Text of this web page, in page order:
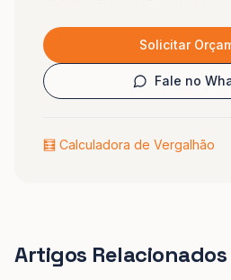
Solicitar
Fale no
🧮 Calculadora de Vergalhão
Artigos Relacionados